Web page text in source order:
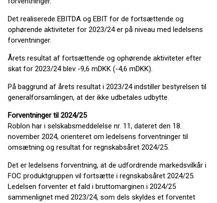
Det realiserede EBITDA og EBIT for de fortsættende og
ophørende aktiviteter for 2023/24 er på niveau med ledelsens
forventninger.
Årets resultat af fortsættende og ophørende aktiviteter efter
skat for 2023/24 blev -9,6 mDKK (-4,6 mDKK).
På baggrund af årets resultat i 2023/24 indstiller bestyrelsen til
generalforsamlingen, at der ikke udbetales udbytte.
Forventninger til 2024/25
Roblon har i selskabsmeddelelse nr. 11, dateret den 18.
november 2024, orienteret om ledelsens forventninger til
omsætning og resultat for regnskabsåret 2024/25.
Det er ledelsens forventning, at de udfordrende markedsvilkår i
FOC produktgruppen vil fortsætte i regnskabsåret 2024/25.
Ledelsen forventer et fald i bruttomarginen i 2024/25
sammenlignet med 2023/24, som dels skyldes et forventet